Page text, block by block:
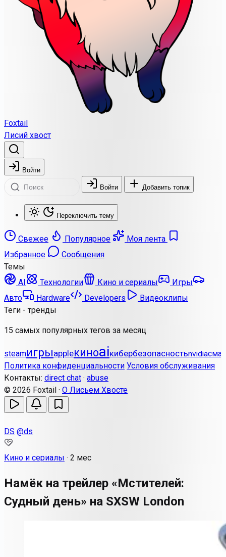
Foxtail
Лисий хвост
Войти
Войти Добавить топик
Переключить тему
Свежее Популярное
Моя лента
Избранное
Сообщения
Темы
AI
Технологии Кино и сериалы
Игры
Авто
Hardware Developers
Видеоклипы
Теги - тренды
15 самых популярных тегов за месяц
steamигрыappleкиноaiкибербезопасностьnvidia
Политика конфиденциальности Условия обслуживания
Контакты: direct chat · abuse
© 2026 Foxtail · О Лисьем Хвосте
DS @ds
Кино и сериалы · 2 мес
Намёк на трейлер «Мстителей:
Судный день» на SXSW London